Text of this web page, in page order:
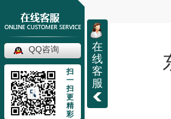
在
线
客
服
QQ咨询
扫
一
扫
更
精
彩